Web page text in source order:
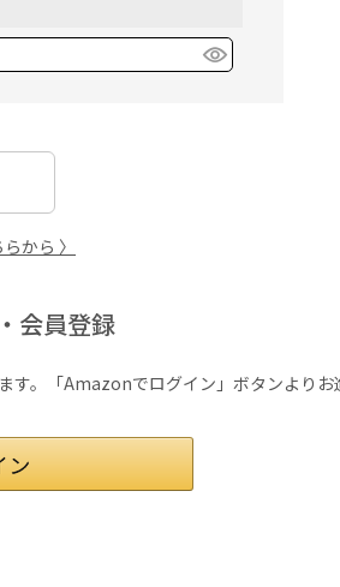
から 〉
会員登録
。「Amazonでログイン」ボタンよりお